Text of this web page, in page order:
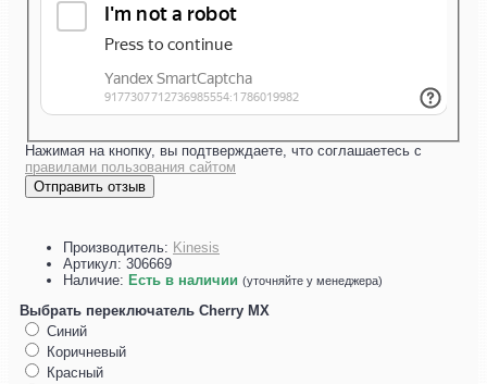
Нажимая на кнопку, вы подтверждаете, что соглашаетесь с
правилами пользования сайтом
Отправить отзыв
Производитель: Kinesis
Артикул: 306669
Наличие: Есть в наличии (уточняйте у менеджера)
Выбрать переключатель Cherry MX
Синий
Коричневый
Красный